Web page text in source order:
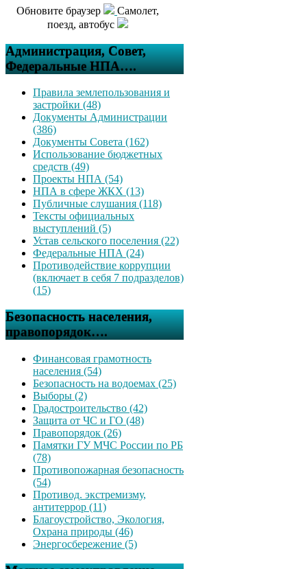
Обновите браузер
Самолет,
поезд, автобус
Администрация, Совет,
Федеральные НПА….
Правила землепользования и
застройки (48)
Документы Администрации
(386)
Документы Совета (162)
Использование бюджетных
средств (49)
Проекты НПА (54)
НПА в сфере ЖКХ (13)
Публичные слушания (118)
Тексты официальных
выступлений (5)
Устав сельского поселения (22)
Федеральные НПА (24)
Противодействие коррупции
(включает в себя 7 подразделов)
(15)
Безопасность населения,
правопорядок….
Финансовая грамотность
населения (54)
Безопасность на водоемах (25)
Выборы (2)
Градостроительство (42)
Защита от ЧС и ГО (48)
Правопорядок (26)
Памятки ГУ МЧС России по РБ
(78)
Противопожарная безопасность
(54)
Противод. экстремизму,
антитеррор (11)
Благоустройство, Экология,
Охрана природы (46)
Энергосбережение (5)